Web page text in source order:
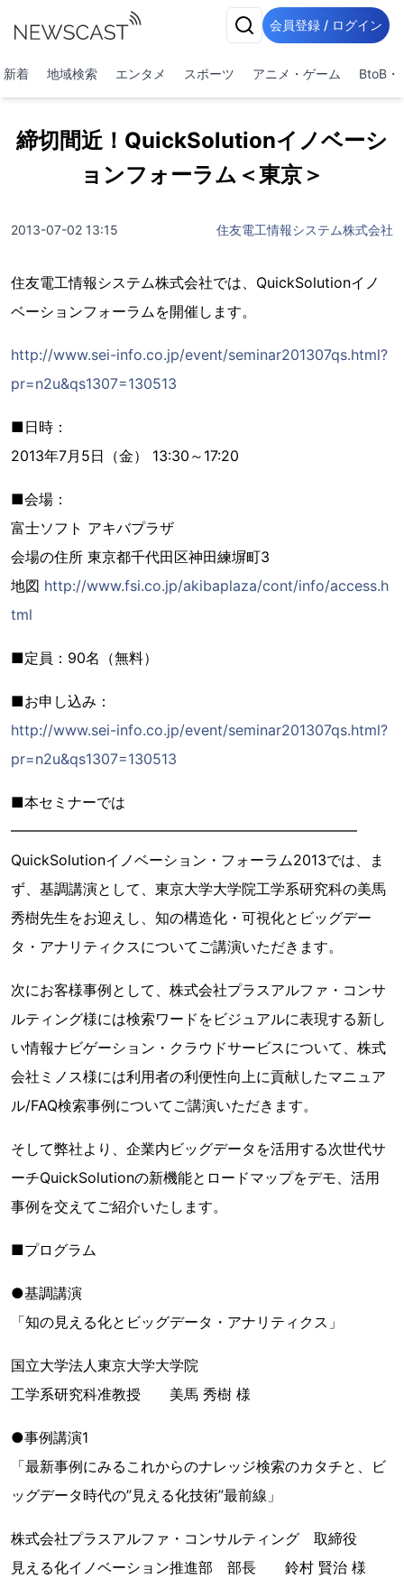
会員登録 / ログイン
新着 地域検索 エンタメ スポーツ アニメ・ゲーム BtoB・
締切間近！QuickSolutionイノベーシ
ョンフォーラム＜東京＞
2013-07-02 13:15 住友電工情報システム株式会社
住友電工情報システム株式会社では、QuickSolutionイノ
ベーションフォーラムを開催します。
http://www.sei-info.co.jp/event/seminar201307qs.html?
pr=n2u&qs1307=130513
■日時：
2013年7月5日（金） 13:30～17:20
■会場：
富士ソフト アキバプラザ
会場の住所 東京都千代田区神田練塀町3
地図 http://www.fsi.co.jp/akibaplaza/cont/info/access.h
tml
■定員：90名（無料）
■お申し込み：
http://www.sei-info.co.jp/event/seminar201307qs.html?
pr=n2u&qs1307=130513
■本セミナーでは
━━━━━━━━━━━━━━━━━━━━━━━━
QuickSolutionイノベーション・フォーラム2013では、ま
ず、基調講演として、東京大学大学院工学系研究科の美馬
秀樹先生をお迎えし、知の構造化・可視化とビッグデー
タ・アナリティクスについてご講演いただきます。
次にお客様事例として、株式会社プラスアルファ・コンサ
ルティング様には検索ワードをビジュアルに表現する新し
い情報ナビゲーション・クラウドサービスについて、株式
会社ミノス様には利用者の利便性向上に貢献したマニュア
ル/FAQ検索事例についてご講演いただきます。
そして弊社より、企業内ビッグデータを活用する次世代サ
ーチQuickSolutionの新機能とロードマップをデモ、活用
事例を交えてご紹介いたします。
■プログラム
●基調講演
「知の見える化とビッグデータ・アナリティクス」
国立大学法人東京大学大学院
工学系研究科准教授 美馬 秀樹 様
●事例講演1
「最新事例にみるこれからのナレッジ検索のカタチと、ビ
ッグデータ時代の”見える化技術”最前線」
株式会社プラスアルファ・コンサルティング 取締役
見える化イノベーション推進部 部長 鈴村 賢治 様